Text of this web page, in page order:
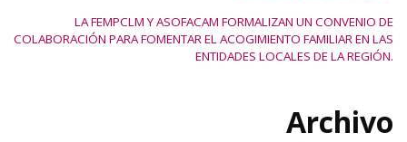
LA FEMPCLM Y ASOFACAM FORMALIZAN UN CONVENIO DE
COLABORACIÓN PARA FOMENTAR EL ACOGIMIENTO FAMILIAR EN LAS
ENTIDADES LOCALES DE LA REGIÓN.
Archivo